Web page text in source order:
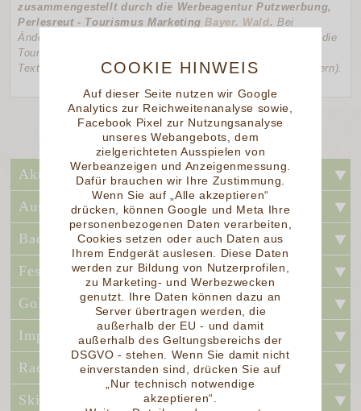
zusammengestellt durch die Werbeagentur Putzwerbung,
Perlesreut - Tourismus MarketingBayer. Wald. Bei
Änderungswünschen zum Inhalt wenden Sie sich direkt an die
Touristikwerbung des Bayerwaldes. Für die Richtigkeit des
Textes kann keine Gewähr übernommen werden (Red. Bayern).
Aktivurlaub
Ausflugstipps
Baden und Kur
Feste und Festivals
Golfen
Impressum
Radfahren
Skigebiete
COOKIE HINWEIS
Auf dieser Seite nutzen wir Google
Analytics zur Reichweitenanalyse sowie,
Facebook Pixel zur Nutzungsanalyse
unseres Webangebots, dem
zielgerichteten Ausspielen von
Werbeanzeigen und Anzeigenmessung.
Dafür brauchen wir Ihre Zustimmung.
Wenn Sie auf „Alle akzeptieren“
drücken, können Google und Meta Ihre
personenbezogenen Daten verarbeiten,
Cookies setzen oder auch Daten aus
Ihrem Endgerät auslesen. Diese Daten
werden zur Bildung von Nutzerprofilen,
zu Marketing- und Werbezwecken
genutzt. Ihre Daten können dazu an
Server übertragen werden, die
außerhalb der EU - und damit
außerhalb des Geltungsbereichs der
DSGVO - stehen. Wenn Sie damit nicht
einverstanden sind, drücken Sie auf
„Nur technisch notwendige
akzeptieren“.